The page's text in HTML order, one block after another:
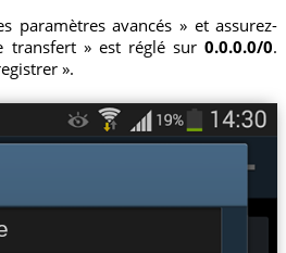
paramètres avancés » et assurez-
transfert » est réglé sur0.0.0.0/0.
».